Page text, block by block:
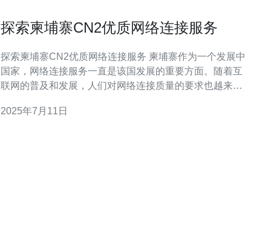
探索柬埔寨CN2优质网络连接服务
探索柬埔寨CN2优质网络连接服务 柬埔寨作为一个发展中
国家，网络连接服务一直是该国发展的重要方面。随着互
联网的普及和发展，人们对网络连接质量的要求也越来越
索其特点和优势。 CN2网络连接服务是指通过中国电信的
2025年7月11日